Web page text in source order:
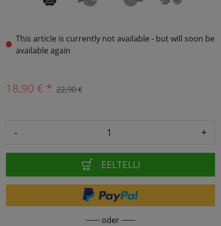
This article is currently not available - but will soon be
available again
18,90 € * 22,90 €
- +
EELTELLI
oder